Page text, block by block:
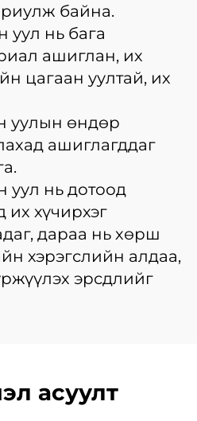
байна.
уул нь бага
ашиглан, их
цагаан уултай, их
уулын өндөр
ашиглагддаг
уул нь дотоод
их хүчирхэг
дараа нь хөрш
хэрэгслийн алдаа,
эрсдлийг
асуулт